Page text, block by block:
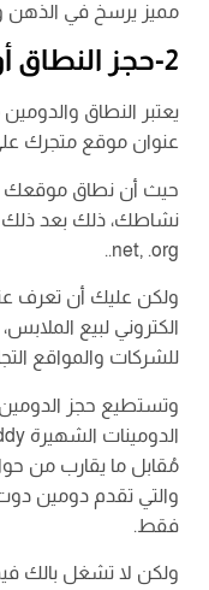
مميز يرسخ في الذهن
2-حجز النطاق أو الدومين Domain
يعتبر النطاق
عنوان موقع متجرك
حيث أن نطاق موقعك
.net, .org.
ولكن عليك أن تعرف
الكتروني لبيع
للشركات والمواقع
وتستطيع حجز
فقط.
ولكن لا تشغل بالك